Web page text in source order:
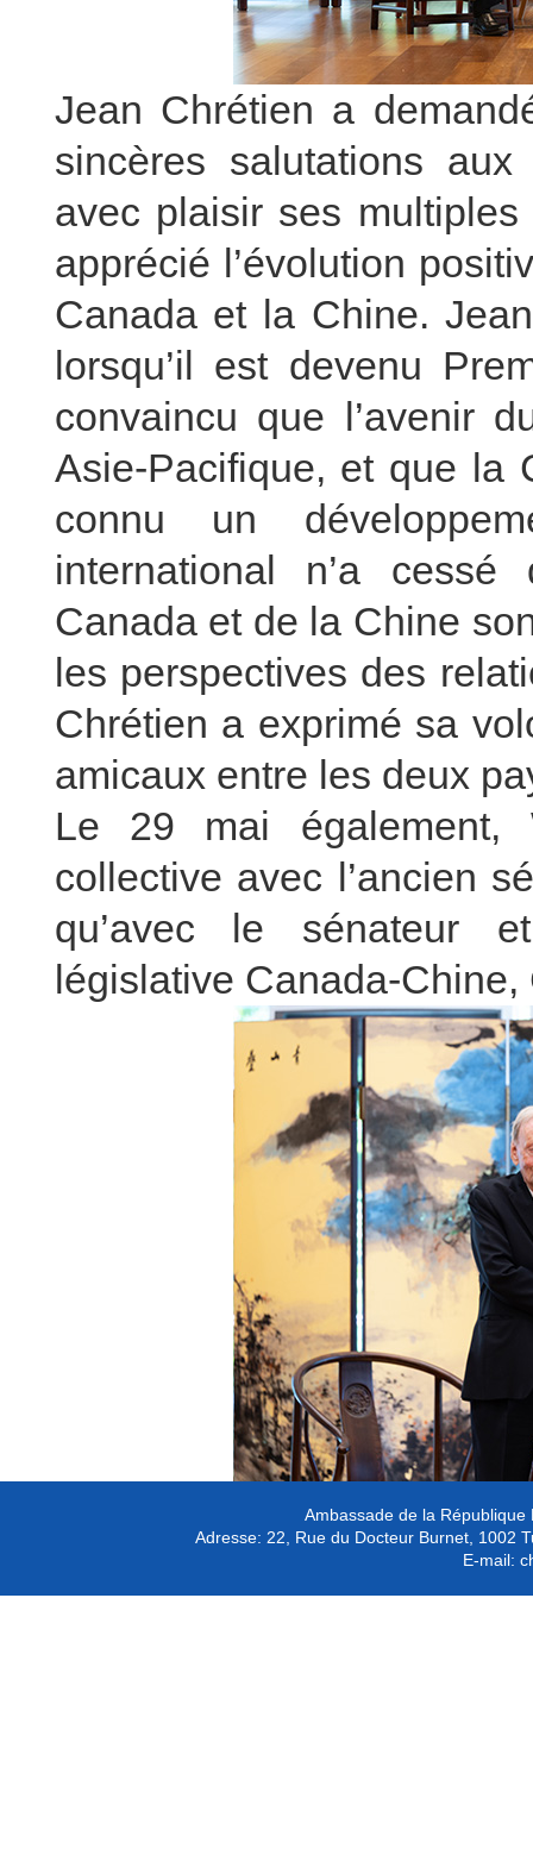
Jean Chrétien a
sincères salutations
avec plaisir ses
apprécié l’évolution
Canada et la Chine.
lorsqu’il est devenu
convaincu que l’avenir
Asie-Pacifique, et que la
connu un
international n’a
Canada et de la Chine
les perspectives des
Chrétien a exprimé sa
amicaux entre les deux
Le 29 mai
collective avec l’ancien
qu’avec le sénateur
législative Canada-
Ambassade de la
Adresse: 22, Rue du Docteur Burnet, 1002
E-mail: